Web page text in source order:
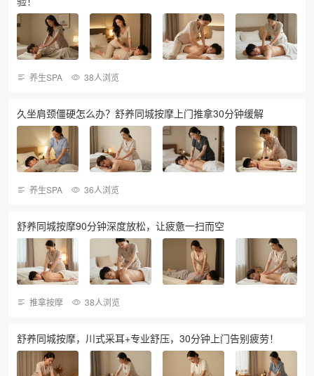
养生SPA 38人浏览
久坐肩颈僵硬怎么办？舒养同城按摩上门推拿30分钟缓解
养生SPA 36人浏览
舒养同城按摩90分钟深度放松，让疲惫一扫而空
推拿按摩 38人浏览
舒养同城按摩，川式采耳+专业舒压，30分钟上门告别疲劳！